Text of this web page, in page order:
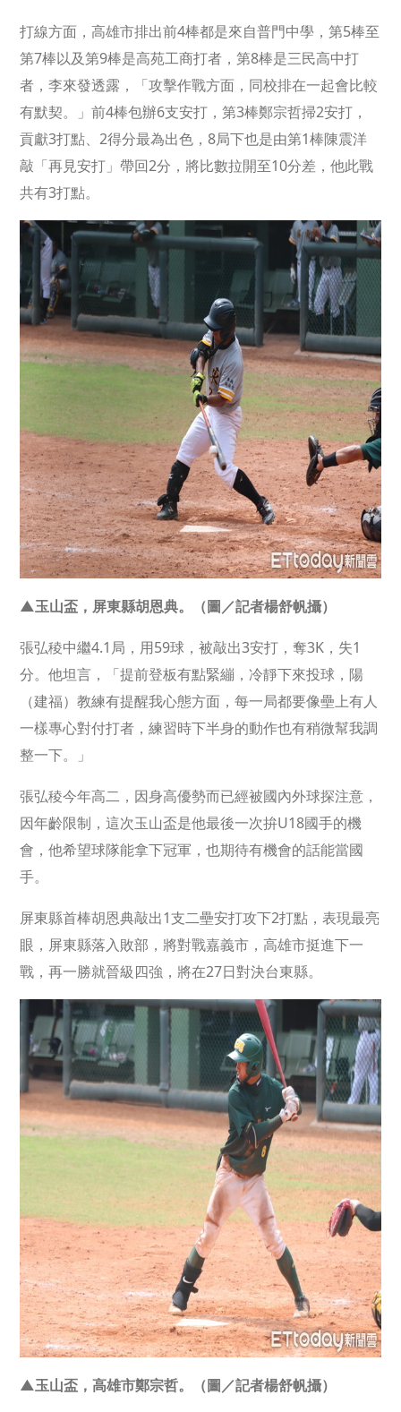
打線方面，高雄市排出前4棒都是來自普門中學，第5棒至
第7棒以及第9棒是高苑工商打者，第8棒是三民高中打
者，李來發透露，「攻擊作戰方面，同校排在一起會比較
有默契。」前4棒包辦6支安打，第3棒鄭宗哲掃2安打，
貢獻3打點、2得分最為出色，8局下也是由第1棒陳震洋
敲「再見安打」帶回2分，將比數拉開至10分差，他此戰
共有3打點。
▲玉山盃，屏東縣胡恩典。（圖／記者楊舒帆攝）
張弘稜中繼4.1局，用59球，被敲出3安打，奪3K，失1
分。他坦言，「提前登板有點緊繃，冷靜下來投球，陽
（建福）教練有提醒我心態方面，每一局都要像壘上有人
一樣專心對付打者，練習時下半身的動作也有稍微幫我調
整一下。」
張弘稜今年高二，因身高優勢而已經被國內外球探注意，
因年齡限制，這次玉山盃是他最後一次拚U18國手的機
會，他希望球隊能拿下冠軍，也期待有機會的話能當國
手。
屏東縣首棒胡恩典敲出1支二壘安打攻下2打點，表現最亮
眼，屏東縣落入敗部，將對戰嘉義市，高雄市挺進下一
戰，再一勝就晉級四強，將在27日對決台東縣。
▲玉山盃，高雄市鄭宗哲。（圖／記者楊舒帆攝）